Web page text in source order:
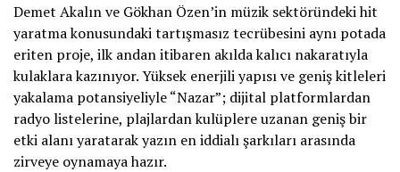
Demet Akalın ve Gökhan Özen’in müzik sektöründeki hit
yaratma konusundaki tartışmasız tecrübesini aynı potada
eriten proje, ilk andan itibaren akılda kalıcı nakaratıyla
kulaklara kazınıyor. Yüksek enerjili yapısı ve geniş kitleleri
yakalama potansiyeliyle “Nazar”; dijital platformlardan
radyo listelerine, plajlardan kulüplere uzanan geniş bir
etki alanı yaratarak yazın en iddialı şarkıları arasında
zirveye oynamaya hazır.